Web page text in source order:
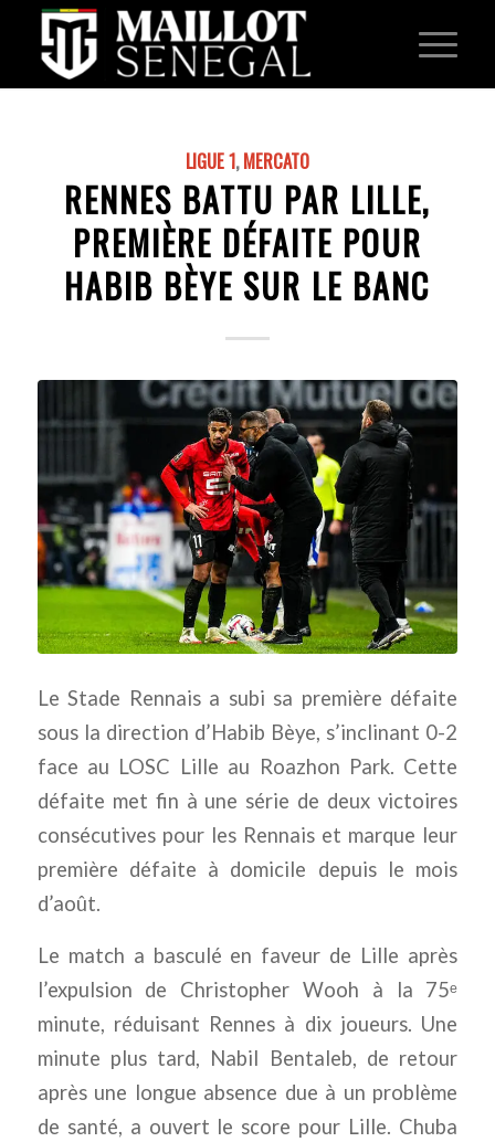
LIGUE 1,MERCATO
RENNES BATTU PAR LILLE,
PREMIÈRE DÉFAITE POUR
HABIB BÈYE SUR LE BANC
Le Stade Rennais a subi sa première défaite
sous la direction d’Habib Bèye, s’inclinant 0-2
face au LOSC Lille au Roazhon Park. Cette
défaite met fin à une série de deux victoires
consécutives pour les Rennais et marque leur
première défaite à domicile depuis le mois
d’août.
Le match a basculé en faveur de Lille après
l’expulsion de Christopher Wooh à la 75ᵉ
minute, réduisant Rennes à dix joueurs. Une
minute plus tard, Nabil Bentaleb, de retour
après une longue absence due à un problème
de santé, a ouvert le score pour Lille. Chuba